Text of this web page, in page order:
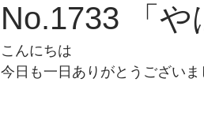
No.1733 「や
こんにちは
今日も一日ありがとうございま